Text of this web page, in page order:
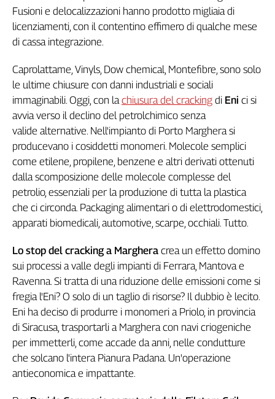
della
ragione
120
Cgil
Collettiva
Academy
Collettiva
Play
Rubriche
Collettiva
Talk
La
settimana
Collettiva
Il
Sassolino
Linea
Economica
Tech
It
Inserti
Fusioni e delocalizzazioni hanno prodotto migliaia di
licenziamenti, con il contentino effimero di qualche mese
di cassa integrazione.
Caprolattame, Vinyls, Dow chemical, Montefibre, sono solo
le ultime chiusure con danni industriali e sociali
immaginabili. Oggi, con lachiusura del cracking di Eni ci si
avvia verso il declino del petrolchimico senza
valide alternative. Nell'impianto di Porto Marghera si
producevano i cosiddetti monomeri. Molecole semplici
come etilene, propilene, benzene e altri derivati ottenuti
dalla scomposizione delle molecole complesse del
petrolio, essenziali per la produzione di tutta la plastica
che ci circonda. Packaging alimentari o di elettrodomestici,
apparati biomedicali, automotive, scarpe, occhiali. Tutto.
Lo stop del cracking a Marghera crea un effetto domino
sui processi a valle degli impianti di Ferrara, Mantova e
Ravenna. Si tratta di una riduzione delle emissioni come si
fregia l'Eni? O solo di un taglio di risorse? Il dubbio è lecito.
Eni ha deciso di produrre i monomeri a Priolo, in provincia
di Siracusa, trasportarli a Marghera con navi criogeniche
per immetterli, come accade da anni, nelle condutture
che solcano l'intera Pianura Padana. Un'operazione
antieconomica e impattante.